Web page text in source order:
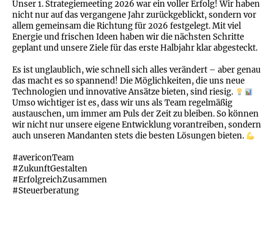
Unser 1. Strategiemeeting 2026 war ein voller Erfolg! Wir haben
nicht nur auf das vergangene Jahr zurückgeblickt, sondern vor
allem gemeinsam die Richtung für 2026 festgelegt. Mit viel
Energie und frischen Ideen haben wir die nächsten Schritte
geplant und unsere Ziele für das erste Halbjahr klar abgesteckt.
Es ist unglaublich, wie schnell sich alles verändert – aber genau
das macht es so spannend! Die Möglichkeiten, die uns neue
Technologien und innovative Ansätze bieten, sind riesig.
Umso wichtiger ist es, dass wir uns als Team regelmäßig
austauschen, um immer am Puls der Zeit zu bleiben. So können
wir nicht nur unsere eigene Entwicklung vorantreiben, sondern
auch unseren Mandanten stets die besten Lösungen bieten.
#avericonTeam
#ZukunftGestalten
#ErfolgreichZusammen
#Steuerberatung